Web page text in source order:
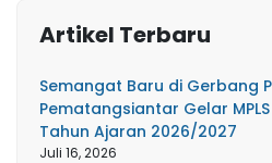
Artikel Terbaru
Semangat Baru di Gerbang
Pematangsiantar Gelar
Tahun Ajaran 2026/2027
Juli 16, 2026